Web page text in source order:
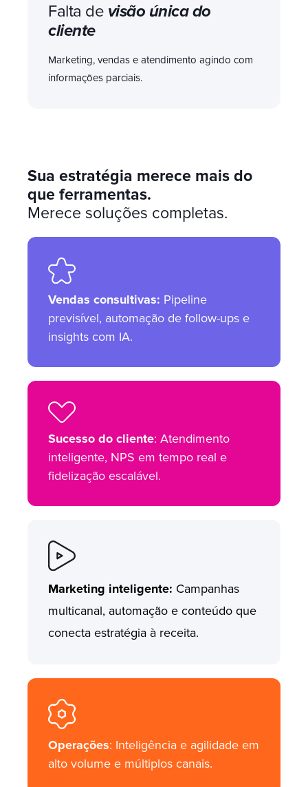
Falta de visão única do
cliente
Marketing, vendas e atendimento agindo com
informações parciais.
Sua estratégia merece mais do
que ferramentas.
Merece soluções completas.
Vendas consultivas: Pipeline
previsível, automação de follow-ups e
insights com IA.
Sucesso do cliente: Atendimento
inteligente, NPS em tempo real e
fidelização escalável.
Marketing inteligente: Campanhas
multicanal, automação e conteúdo que
conecta estratégia à receita.
Operações: Inteligência e agilidade em
alto volume e múltiplos canais.